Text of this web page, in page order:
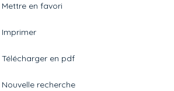
Mettre en favori
Imprimer
Télécharger en pdf
Nouvelle recherche